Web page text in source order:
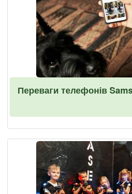
Переваги телефонів